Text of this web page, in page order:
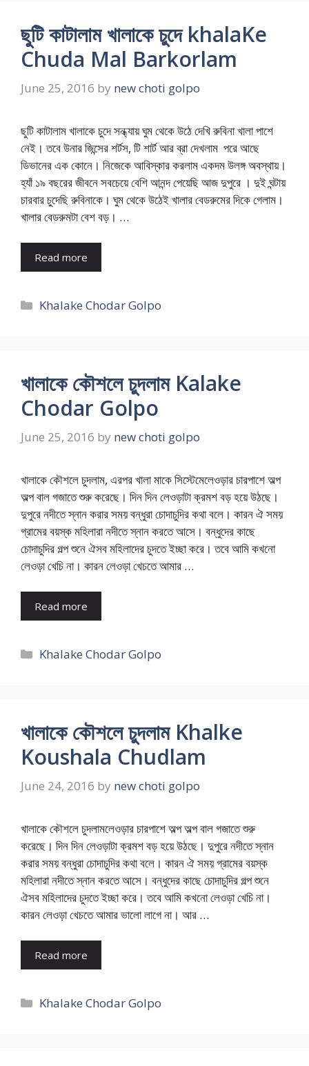
ছুটি কাটালাম খালাকে চুদে khalaKe
Chuda Mal Barkorlam
June 25, 2016 by new choti golpo
ছুটি কাটালাম খালাকে চুদে সন্ধ্যায় ঘুম থেকে উঠে দেখি রুবিনা খালা পাশে
নেই। তবে উনার জিন্সের শর্টস, টি শার্ট আর ব্রা দেখলাম পরে আছে
ডিভানের এক কোনে। নিজেকে আবিস্কার করলাম একদম উলঙ্গ অবস্থায়।
হ্যাঁ ১৯ বছরের জীবনে সবচেয়ে বেশি আনন্দ পেয়েছি আজ দুপুরে । দুই ঘন্টায়
চারবার চুদেছি রুবিনাকে। ঘুম থেকে উঠেই খালার বেডরুমের দিকে গেলাম।
খালার বেডরুমটা বেশ বড়। …
Read more
Categories
Khalake Chodar Golpo
খালাকে কৌশলে চুদলাম Kalake
Chodar Golpo
June 25, 2016 by new choti golpo
খালাকে কৌশলে চুদলাম, এরপর খালা মাকে সিস্টেমেলেওড়ার চারপাশে অল্প
অল্প বাল গজাতে শুরু করেছে। দিন দিন লেওড়াটা ক্রমশ বড় হয়ে উঠছে।
দুপুরে নদীতে স্নান করার সময় বন্ধুরা চোদাচুদির কথা বলে। কারন ঐ সময়
গ্রামের বয়স্ক মহিলারা নদীতে স্নান করতে আসে। বন্ধুদের কাছে
চোদাচুদির গল্প শুনে ঐসব মহিলাদের চুদতে ইচ্ছা করে। তবে আমি কখনো
লেওড়া খেচি না। কারন লেওড়া খেচতে আমার …
Read more
Categories
Khalake Chodar Golpo
খালাকে কৌশলে চুদলাম Khalke
Koushala Chudlam
June 24, 2016 by new choti golpo
খালাকে কৌশলে চুদলামলেওড়ার চারপাশে অল্প অল্প বাল গজাতে শুরু
করেছে। দিন দিন লেওড়াটা ক্রমশ বড় হয়ে উঠছে। দুপুরে নদীতে স্নান
করার সময় বন্ধুরা চোদাচুদির কথা বলে। কারন ঐ সময় গ্রামের বয়স্ক
মহিলারা নদীতে স্নান করতে আসে। বন্ধুদের কাছে চোদাচুদির গল্প শুনে
ঐসব মহিলাদের চুদতে ইচ্ছা করে। তবে আমি কখনো লেওড়া খেচি না।
কারন লেওড়া খেচতে আমার ভালো লাগে না। আর …
Read more
Categories
Khalake Chodar Golpo